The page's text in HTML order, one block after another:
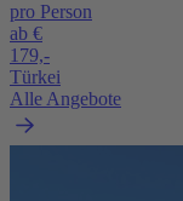
pro Person
ab €
179,-
Türkei
Alle Angebote